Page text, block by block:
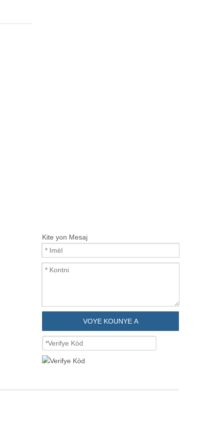
Kite yon Mesaj
VOYE KOUNYE A